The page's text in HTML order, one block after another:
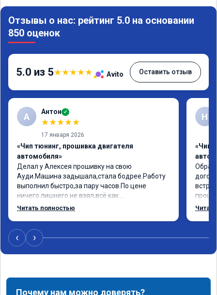
Отзывы о нас: рейтинг 5.0 на основании
850 оценок
5.0 из 5★★★★★ Avito Оставить отзыв
А Антон ✓
★★★★★
17 января 2026
«Чип тюнинг, прошивка двигателя
автомобиля»
Делал у Алексея прошивку на свою
Ауди.Машина задышала,стала бодрее.Работу
выполнил быстро,за пару часов.По цене
ничего лишнего не взял,всё как
договаривались заранее.После работы
поломки авто.Однозначно рекомендую
Алексея как грамотного специалиста!
Читать полностью
Н
«Чип
Арман
‹ ›
Почему нам можно доверять?